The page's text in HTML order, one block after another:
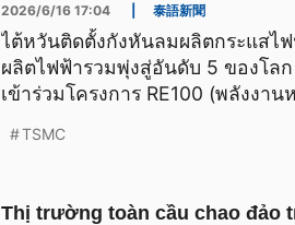
2026/6/16 17:04 泰語新聞
ไต้หวันติดตั้งกังหันลมผลิตกระแสไ
ผลิตไฟฟ้ารวมพุ่งสู่อันดับ 5 ของโลก
เข้าร่วมโครงการ RE100 (พลังงาน
TSMC
Thị trường toàn cầu chao đảo